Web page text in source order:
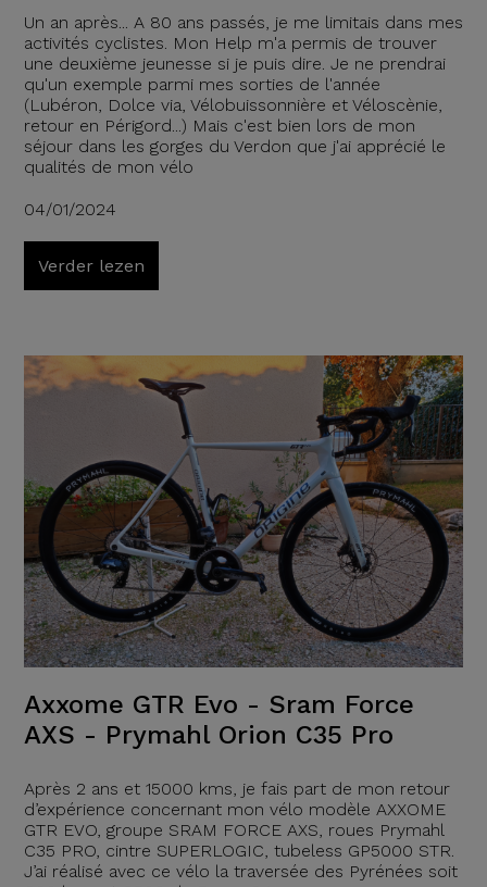
Un an après... A 80 ans passés, je me limitais dans mes
activités cyclistes. Mon Help m'a permis de trouver
une deuxième jeunesse si je puis dire. Je ne prendrai
qu'un exemple parmi mes sorties de l'année
(Lubéron, Dolce via, Vélobuissonnière et Véloscènie,
retour en Périgord...) Mais c'est bien lors de mon
séjour dans les gorges du Verdon que j'ai apprécié le
qualités de mon vélo
04/01/2024
Verder lezen
Axxome GTR Evo - Sram Force
AXS - Prymahl Orion C35 Pro
Après 2 ans et 15000 kms, je fais part de mon retour
d’expérience concernant mon vélo modèle AXXOME
GTR EVO, groupe SRAM FORCE AXS, roues Prymahl
C35 PRO, cintre SUPERLOGIC, tubeless GP5000 STR.
J’ai réalisé avec ce vélo la traversée des Pyrénées soit